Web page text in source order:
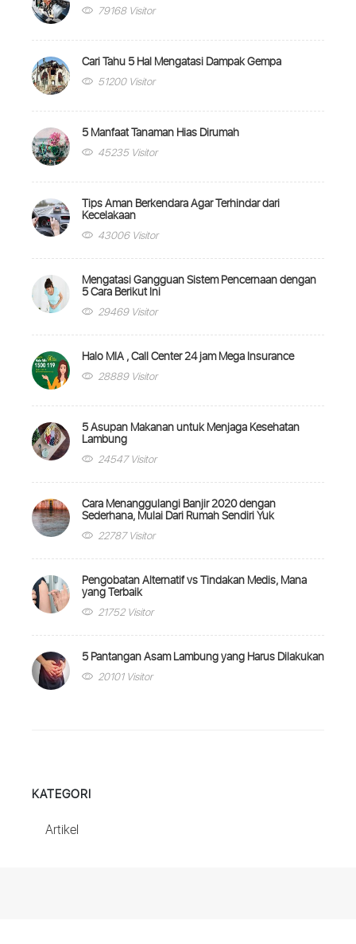
79168 Visitor
Cari Tahu 5 Hal Mengatasi Dampak Gempa
51200 Visitor
5 Manfaat Tanaman Hias Dirumah
45235 Visitor
Tips Aman Berkendara Agar Terhindar dari
Kecelakaan
43006 Visitor
Mengatasi Gangguan Sistem Pencernaan dengan
5 Cara Berikut Ini
29469 Visitor
Halo MIA , Call Center 24 jam Mega Insurance
28889 Visitor
5 Asupan Makanan untuk Menjaga Kesehatan
Lambung
24547 Visitor
Cara Menanggulangi Banjir 2020 dengan
Sederhana, Mulai Dari Rumah Sendiri Yuk
22787 Visitor
Pengobatan Alternatif vs Tindakan Medis, Mana
yang Terbaik
21752 Visitor
5 Pantangan Asam Lambung yang Harus Dilakukan
20101 Visitor
KATEGORI
Artikel